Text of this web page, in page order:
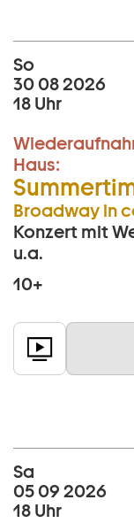
So
30 08 2026
18 Uhr
Haus:
Broadway in
Konzert mit
u.a.
10+
Sa
05 09 2026
18 Uhr